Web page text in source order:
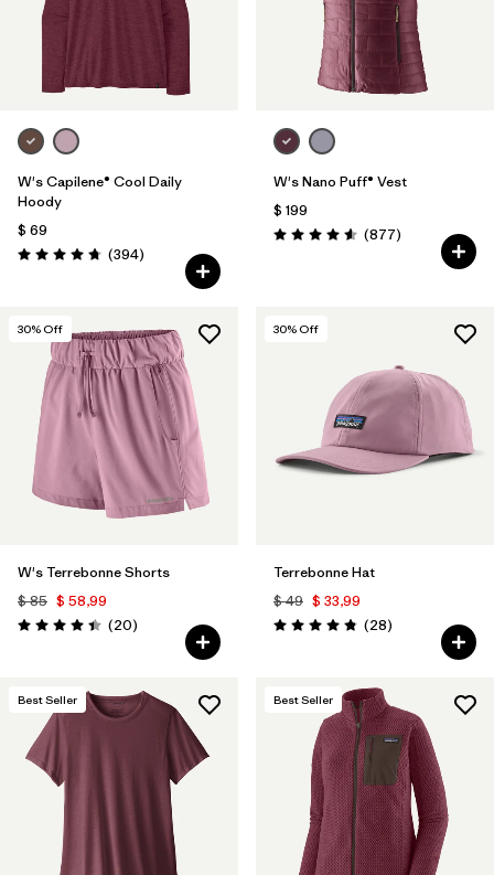
W's Capilene® Cool Daily
Hoody
$ 69
Valoración: 4.7 / 5
(394Comentarios
)
W's Nano Puff® Vest
$ 199
Valoración: 4.6 / 5
(877Comentarios
)
30% Off
W's Terrebonne Shorts
$ 85 $ 58,99
Valoración: 4.5 / 5
(20Comentarios
)
30% Off
Terrebonne Hat
$ 49 $ 33,99
Valoración: 4.8 / 5
(28Comentarios
)
Best Seller Best Seller